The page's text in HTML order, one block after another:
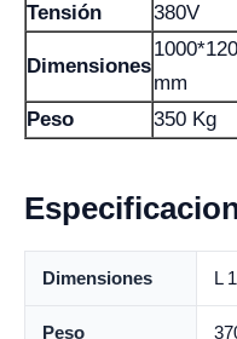
Tensión 380V
Dimensiones
mm
Peso
350 Kg
Dimensiones L
Peso